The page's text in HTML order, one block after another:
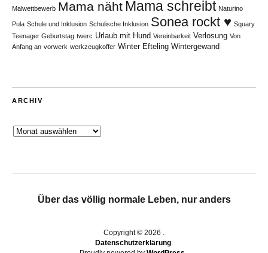
Malwettbewerb Mama näht Mama schreibt Naturino
Pula Schule und Inklusion Schulische Inklusion Sonea rockt ♥ Squary
Teenager Geburtstag twerc Urlaub mit Hund Vereinbarkeit Verlosung Von
Anfang an vorwerk werkzeugkoffer Winter Efteling Wintergewand
ARCHIV
Archiv
Über das völlig normale Leben, nur anders
Copyright © 2026
Datenschutzerklärung